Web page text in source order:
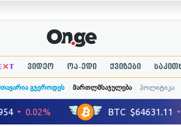
×T ვიდეო ოპ-ედი ქვიზები
გჯეროდეს მართლმსაჯულება პოლიტიკა